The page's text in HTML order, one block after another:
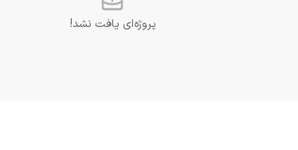
پروژه‌ای یافت نشد!